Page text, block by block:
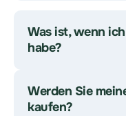
Was ist, wenn
habe?
Werden Sie
kaufen?